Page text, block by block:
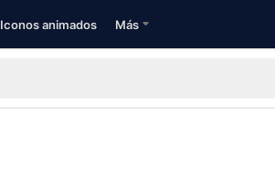
Iconos animados Más